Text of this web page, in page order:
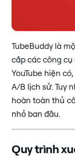
TubeBuddy là
cấp các công
YouTube hiện
A/B lịch sử. Tuy
hoàn toàn thủ
nhỏ ban đầu.
Quy trình